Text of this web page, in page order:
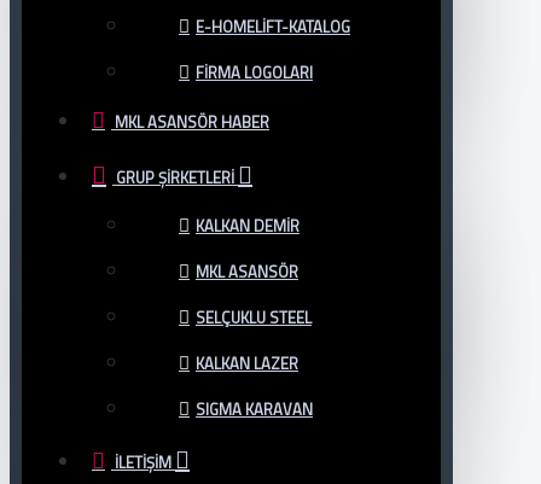
E-HOMELIFT-KATALOG
FIRMA LOGOLARI
MKL ASANSÖR HABER
GRUP ŞIRKETLERI
KALKAN DEMİR
MKL ASANSÖR
SELÇUKLU STEEL
KALKAN LAZER
SIGMA KARAVAN
İLETIŞIM